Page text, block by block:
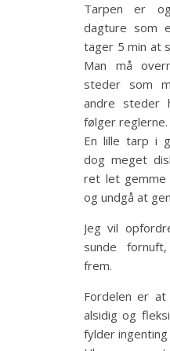
Tarpen er
dagture som
tager 5 min at
Man må
steder som
andre steder
følger reglerne.
En lille tarp i
dog meget
ret let gemme
og undgå at
Jeg vil
sunde
frem.
Fordelen er
alsidig og
fylder